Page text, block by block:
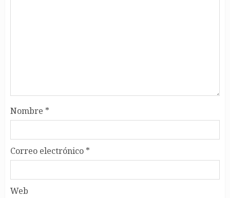
Nombre *
Correo electrónico *
Web